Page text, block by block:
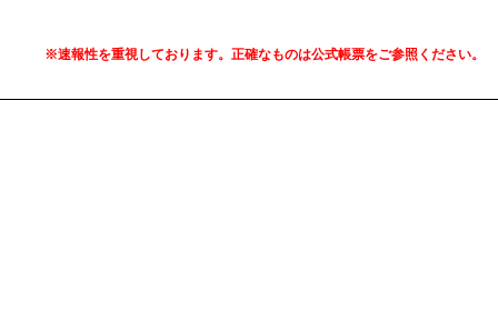
※速報性を重視しております。正確なものは公式帳票をご参照ください。